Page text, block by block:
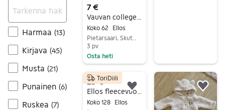
Harmaa (13)
Kirjava (45)
Musta (21)
Punainen (6)
Ruskea (7)
7 €
Koko 62
Ellos
3 pv
Osta heti
25 €
Koko 128
Ellos
ToriDiili
Lisää suosikiksi.